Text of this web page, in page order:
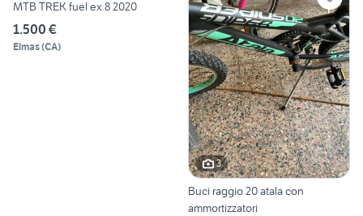
MTB TREK fuel ex 8 2020
1.500 €
Elmas(CA)
3
Buci raggio 20 atala con
ammortizzatori